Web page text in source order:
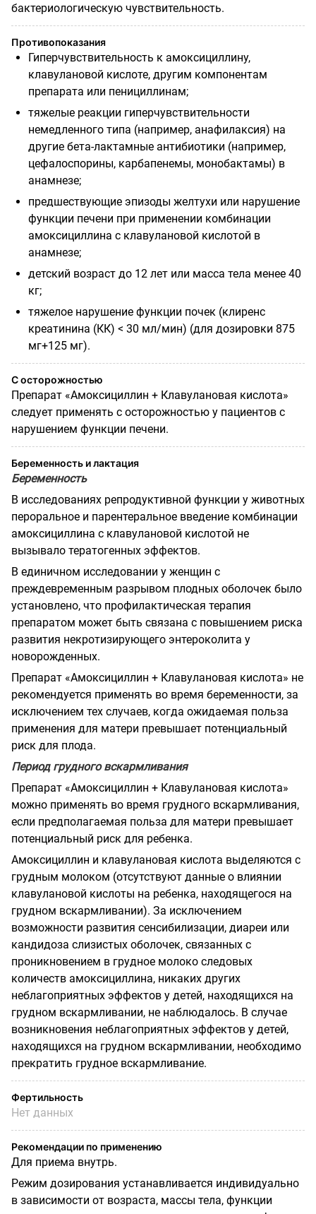
бактериологическую чувствительность.
Противопоказания
Гиперчувствительность к амоксициллину,
клавулановой кислоте, другим компонентам
препарата или пенициллинам;
тяжелые реакции гиперчувствительности
немедленного типа (например, анафилаксия) на
другие бета-лактамные антибиотики (например,
цефалоспорины, карбапенемы, монобактамы) в
анамнезе;
предшествующие эпизоды желтухи или нарушение
функции печени при применении комбинации
амоксициллина с клавулановой кислотой в
анамнезе;
детский возраст до 12 лет или масса тела менее 40
кг;
тяжелое нарушение функции почек (клиренс
креатинина (КК) < 30 мл/мин) (для дозировки 875
мг+125 мг).
С осторожностью
Препарат «Амоксициллин + Клавулановая кислота»
следует применять с осторожностью у пациентов с
нарушением функции печени.
Беременность и лактация
Беременность
В исследованиях репродуктивной функции у животных
пероральное и парентеральное введение комбинации
амоксициллина с клавулановой кислотой не
вызывало тератогенных эффектов.
В единичном исследовании у женщин с
преждевременным разрывом плодных оболочек было
установлено, что профилактическая терапия
препаратом может быть связана с повышением риска
развития некротизирующего энтероколита у
новорожденных.
Препарат «Амоксициллин + Клавулановая кислота» не
рекомендуется применять во время беременности, за
исключением тех случаев, когда ожидаемая польза
применения для матери превышает потенциальный
риск для плода.
Период грудного вскармливания
Препарат «Амоксициллин + Клавулановая кислота»
можно применять во время грудного вскармливания,
если предполагаемая польза для матери превышает
потенциальный риск для ребенка.
Амоксициллин и клавулановая кислота выделяются с
грудным молоком (отсутствуют данные о влиянии
клавулановой кислоты на ребенка, находящегося на
грудном вскармливании). За исключением
возможности развития сенсибилизации, диареи или
кандидоза слизистых оболочек, связанных с
проникновением в грудное молоко следовых
количеств амоксициллина, никаких других
неблагоприятных эффектов у детей, находящихся на
грудном вскармливании, не наблюдалось. В случае
возникновения неблагоприятных эффектов у детей,
находящихся на грудном вскармливании, необходимо
прекратить грудное вскармливание.
Фертильность
Нет данных
Рекомендации по применению
Для приема внутрь.
Режим дозирования устанавливается индивидуально
в зависимости от возраста, массы тела, функции